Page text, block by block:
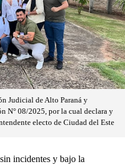
Judicial de Alto Paraná y
N° 08/2025, por la cual declara y
electo de Ciudad del Este
incidentes y bajo la